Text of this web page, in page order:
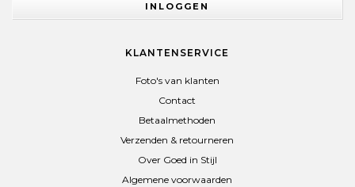
INLOGGEN
KLANTENSERVICE
Foto's van klanten
Contact
Betaalmethoden
Verzenden & retourneren
Over Goed in Stijl
Algemene voorwaarden